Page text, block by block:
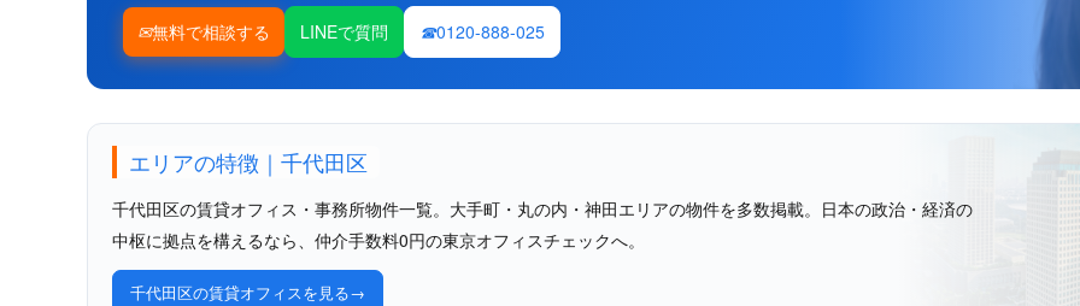
無料で相談する LINEで質問 0120-888-025
エリアの特徴｜千代田区
千代田区の賃貸オフィス・事務所物件一覧。大手町・丸の内・神田エリアの物件を多数掲載。日本の政治・経済の
中枢に拠点を構えるなら、仲介手数料0円の東京オフィスチェックへ。
千代田区の賃貸オフィスを見る